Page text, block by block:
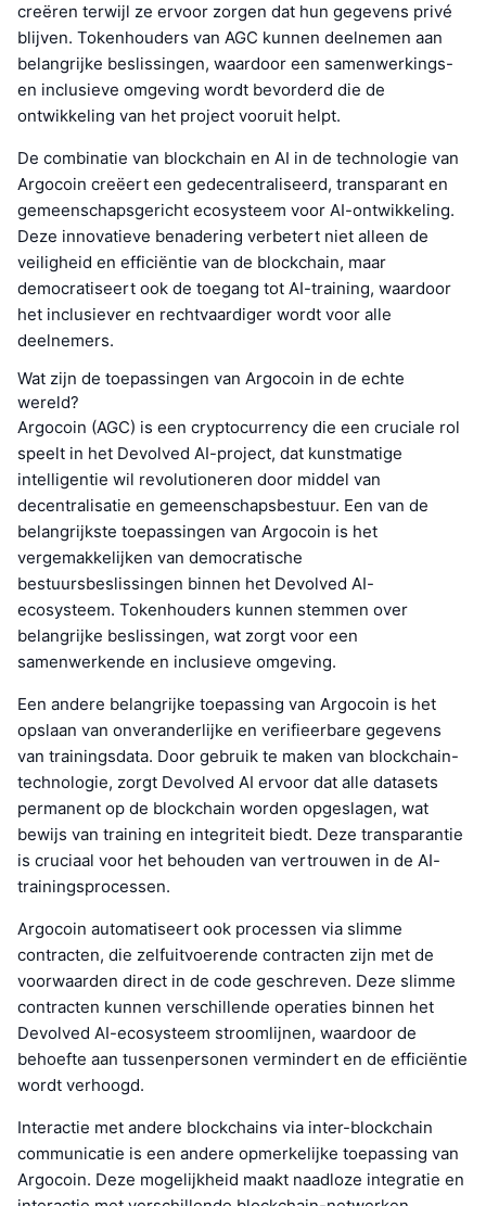
creëren terwijl ze ervoor zorgen dat hun gegevens privé
blijven. Tokenhouders van AGC kunnen deelnemen aan
belangrijke beslissingen, waardoor een samenwerkings-
en inclusieve omgeving wordt bevorderd die de
ontwikkeling van het project vooruit helpt.
De combinatie van blockchain en AI in de technologie van
Argocoin creëert een gedecentraliseerd, transparant en
gemeenschapsgericht ecosysteem voor AI-ontwikkeling.
Deze innovatieve benadering verbetert niet alleen de
veiligheid en efficiëntie van de blockchain, maar
democratiseert ook de toegang tot AI-training, waardoor
het inclusiever en rechtvaardiger wordt voor alle
deelnemers.
Wat zijn de toepassingen van Argocoin in de echte
wereld?
Argocoin (AGC) is een cryptocurrency die een cruciale rol
speelt in het Devolved AI-project, dat kunstmatige
intelligentie wil revolutioneren door middel van
decentralisatie en gemeenschapsbestuur. Een van de
belangrijkste toepassingen van Argocoin is het
vergemakkelijken van democratische
bestuursbeslissingen binnen het Devolved AI-
ecosysteem. Tokenhouders kunnen stemmen over
belangrijke beslissingen, wat zorgt voor een
samenwerkende en inclusieve omgeving.
Een andere belangrijke toepassing van Argocoin is het
opslaan van onveranderlijke en verifieerbare gegevens
van trainingsdata. Door gebruik te maken van blockchain-
technologie, zorgt Devolved AI ervoor dat alle datasets
permanent op de blockchain worden opgeslagen, wat
bewijs van training en integriteit biedt. Deze transparantie
is cruciaal voor het behouden van vertrouwen in de AI-
trainingsprocessen.
Argocoin automatiseert ook processen via slimme
contracten, die zelfuitvoerende contracten zijn met de
voorwaarden direct in de code geschreven. Deze slimme
contracten kunnen verschillende operaties binnen het
Devolved AI-ecosysteem stroomlijnen, waardoor de
behoefte aan tussenpersonen vermindert en de efficiëntie
wordt verhoogd.
Interactie met andere blockchains via inter-blockchain
communicatie is een andere opmerkelijke toepassing van
Argocoin. Deze mogelijkheid maakt naadloze integratie en